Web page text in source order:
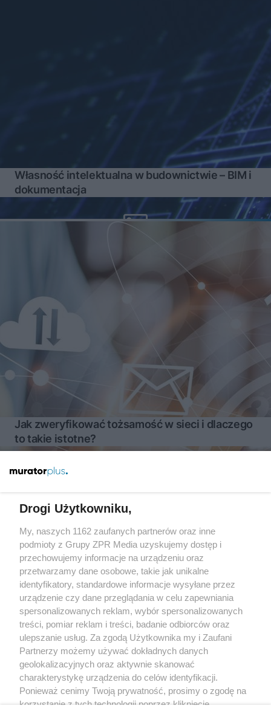
Własność intelektualna w budownictwie – BIM i
dokumentacja
Jak zweryfikować tożsamość w sieci i dlaczego
to takie istotne?
Żaden utwór zamieszczony w serwisie nie może być powielany i
rozpowszechniany lub dalej rozpowszechniany w jakikolwiek sposób
(w tym także elektroniczny lub mechaniczny) na jakimkolwiek polu
eksploatacji w jakiejkolwiek formie, włącznie z umieszczaniem w
Internecie bez pisemnej zgody właściciela praw. Jakiekolwiek użycie
lub wykorzystanie utworów w całości lub w części z naruszeniem
prawa, tzn. bez właściwej zgody, jest zabronione pod groźbą kary i
może być ścigane prawnie.
O nas
Drogi Użytkowniku,
My, naszych 1162 zaufanych partnerów oraz inne
podmioty z Grupy ZPR Media uzyskujemy dostęp i
przechowujemy informacje na urządzeniu oraz
przetwarzamy dane osobowe, takie jak unikalne
identyfikatory, standardowe informacje wysyłane przez
urządzenie czy dane przeglądania w celu zapewniania
spersonalizowanych reklam, wybór spersonalizowanych
treści, pomiar reklam i treści, badanie odbiorców oraz
ulepszanie usług. Za zgodą Użytkownika my i Zaufani
Partnerzy możemy używać dokładnych danych
geolokalizacyjnych oraz aktywnie skanować
charakterystykę urządzenia do celów identyfikacji.
Ponieważ cenimy Twoją prywatność, prosimy o zgodę na
korzystanie z tych technologii poprzez kliknięcie